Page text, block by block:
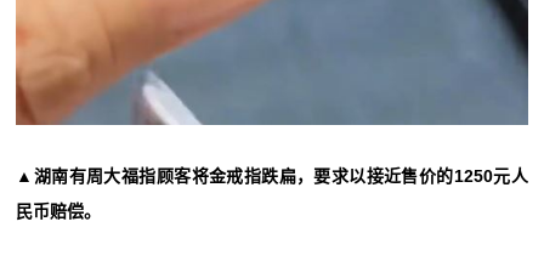
▲湖南有周大福指顾客将金戒指跌扁，要求以接近售价的1250元人
民币赔偿。